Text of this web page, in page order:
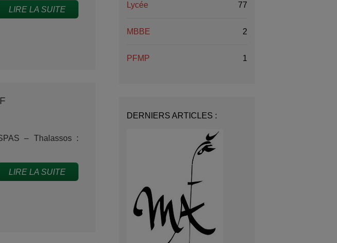
LIRE LA SUITE
– Thalassos :
LIRE LA SUITE
Lycée 77
MBBE 2
PFMP 1
DERNIERS ARTICLES :